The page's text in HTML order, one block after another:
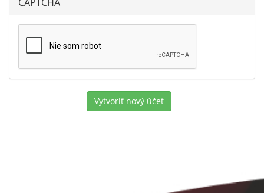
Vytvoriť nový účet